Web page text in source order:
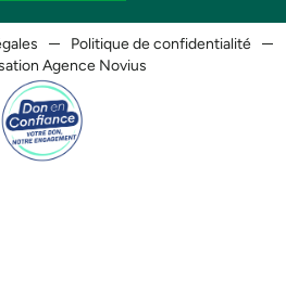
Politique de confidentialité
Agence Novius